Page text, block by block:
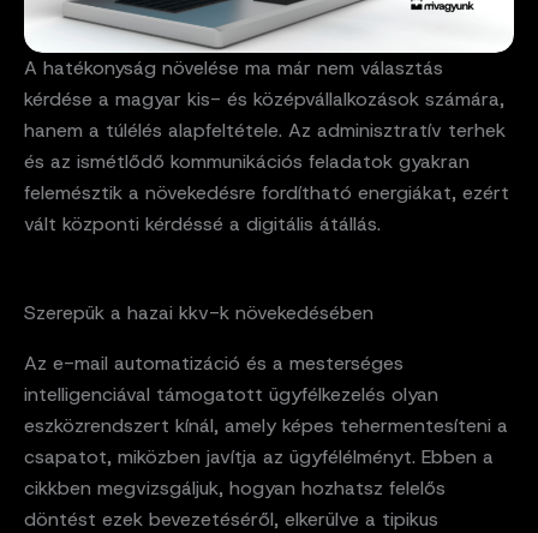
A hatékonyság növelése ma már nem választás
kérdése a magyar kis- és középvállalkozások számára,
hanem a túlélés alapfeltétele. Az adminisztratív terhek
és az ismétlődő kommunikációs feladatok gyakran
felemésztik a növekedésre fordítható energiákat, ezért
vált központi kérdéssé a digitális átállás.
Szerepük a hazai kkv-k növekedésében
Az e-mail automatizáció és a mesterséges
intelligenciával támogatott ügyfélkezelés olyan
eszközrendszert kínál, amely képes tehermentesíteni a
csapatot, miközben javítja az ügyfélélményt. Ebben a
cikkben megvizsgáljuk, hogyan hozhatsz felelős
döntést ezek bevezetéséről, elkerülve a tipikus